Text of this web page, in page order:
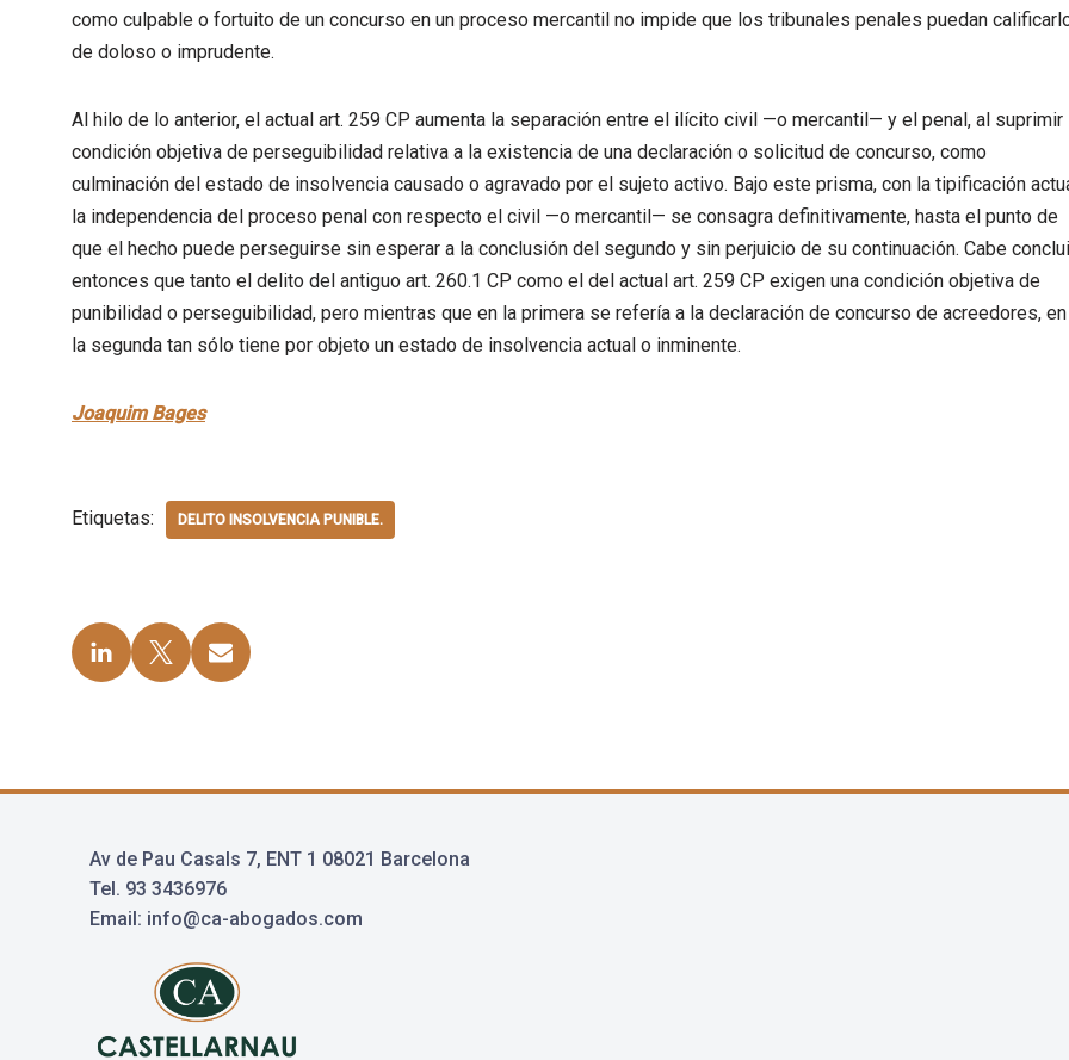
como culpable o fortuito de un concurso en un proceso mercantil no impide que los tribunales penales puedan
de doloso o imprudente.
Al hilo de lo anterior, el actual art. 259 CP aumenta la separación entre el ilícito civil —o mercantil— y el penal, al suprimir
condición objetiva de perseguibilidad relativa a la existencia de una declaración o solicitud de concurso, como
culminación del estado de insolvencia causado o agravado por el sujeto activo. Bajo este prisma, con la tipificación
la independencia del proceso penal con respecto el civil —o mercantil— se consagra definitivamente, hasta el punto de
que el hecho puede perseguirse sin esperar a la conclusión del segundo y sin perjuicio de su continuación. Cabe
entonces que tanto el delito del antiguo art. 260.1 CP como el del actual art. 259 CP exigen una condición objetiva de
punibilidad o perseguibilidad, pero mientras que en la primera se refería a la declaración de concurso de acreedores, en
la segunda tan sólo tiene por objeto un estado de insolvencia actual o inminente.
Joaquim Bages
Etiquetas: DELITO INSOLVENCIA PUNIBLE.
Av de Pau Casals 7, ENT 1 08021 Barcelona
Tel. 93 3436976
Email: info@ca-abogados.com